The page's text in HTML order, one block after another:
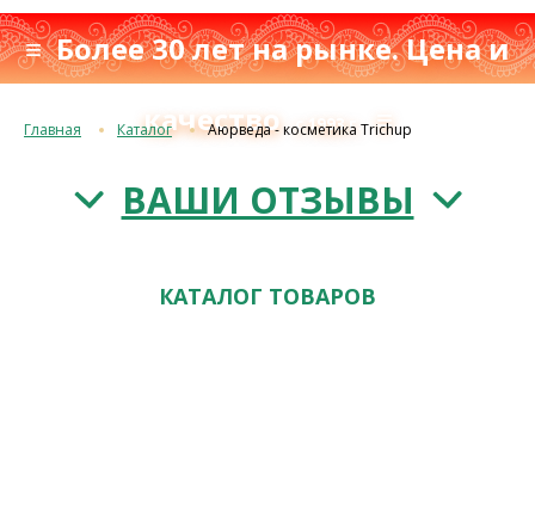
≡ Более 30 лет на рынке. Цена и
качествос 1993 г.≡
Главная Каталог Аюрведа - косметика Trichup
ВАШИ ОТЗЫВЫ
КАТАЛОГ ТОВАРОВ